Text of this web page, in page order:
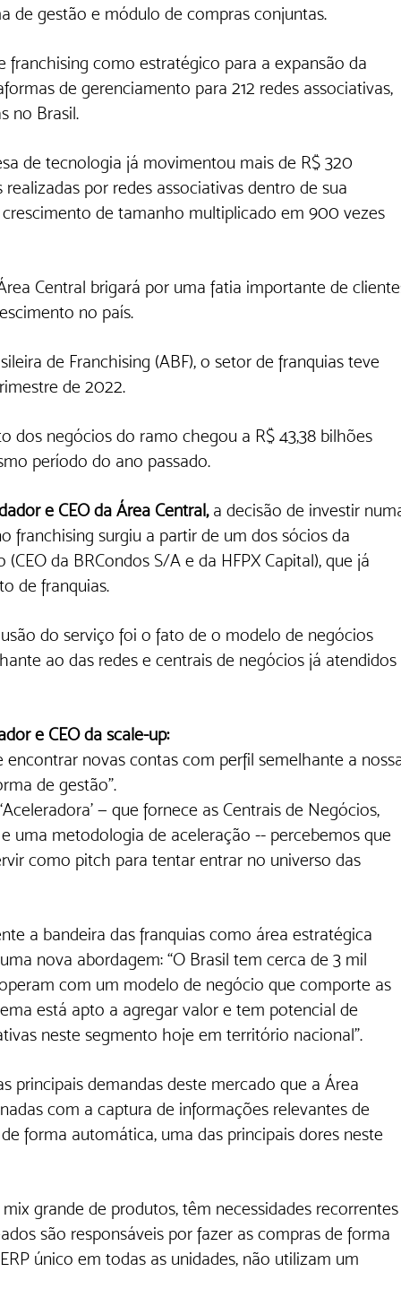
de gestão e módulo de compras conjuntas.
como estratégico para a expansão da
de gerenciamento para 212 redes associativas,
no Brasil.
de tecnologia já movimentou mais de R$ 320
por redes associativas dentro de sua
de tamanho multiplicado em 900 vezes
Central brigará por uma fatia importante de
no país.
de Franchising (ABF), o setor de franquias teve
de 2022.
dos negócios do ramo chegou a R$ 43,38 bilhões
período do ano passado.
e CEO da Área Central, a decisão de investir
franchising surgiu a partir de um dos sócios da
da BRCondos S/A e da HFPX Capital), que já
de franquias.
do serviço foi o fato de o modelo de negócios
ao das redes e centrais de negócios já atendidos
e CEO da scale-up:
encontrar novas contas com perfil semelhante a
de gestão".
— que fornece as Centrais de Negócios,
uma metodologia de aceleração -- percebemos que
como pitch para tentar entrar no universo das
a bandeira das franquias como área estratégica
nova abordagem: “O Brasil tem cerca de 3 mil
com um modelo de negócio que comporte as
está apto a agregar valor e tem potencial de
neste segmento hoje em território nacional”.
principais demandas deste mercado que a Área
com a captura de informações relevantes de
forma automática, uma das principais dores neste
grande de produtos, têm necessidades
são responsáveis por fazer as compras de forma
único em todas as unidades, não utilizam um